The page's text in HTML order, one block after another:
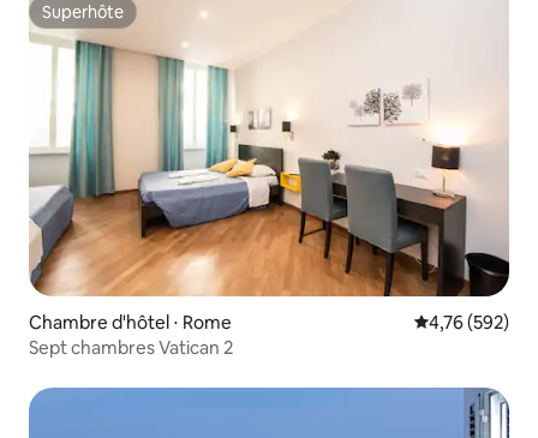
Superhôte
Superhôte
Chambre d'hôtel ⋅ Rome Évaluation
4,76 (592)
Sept chambres Vatican 2